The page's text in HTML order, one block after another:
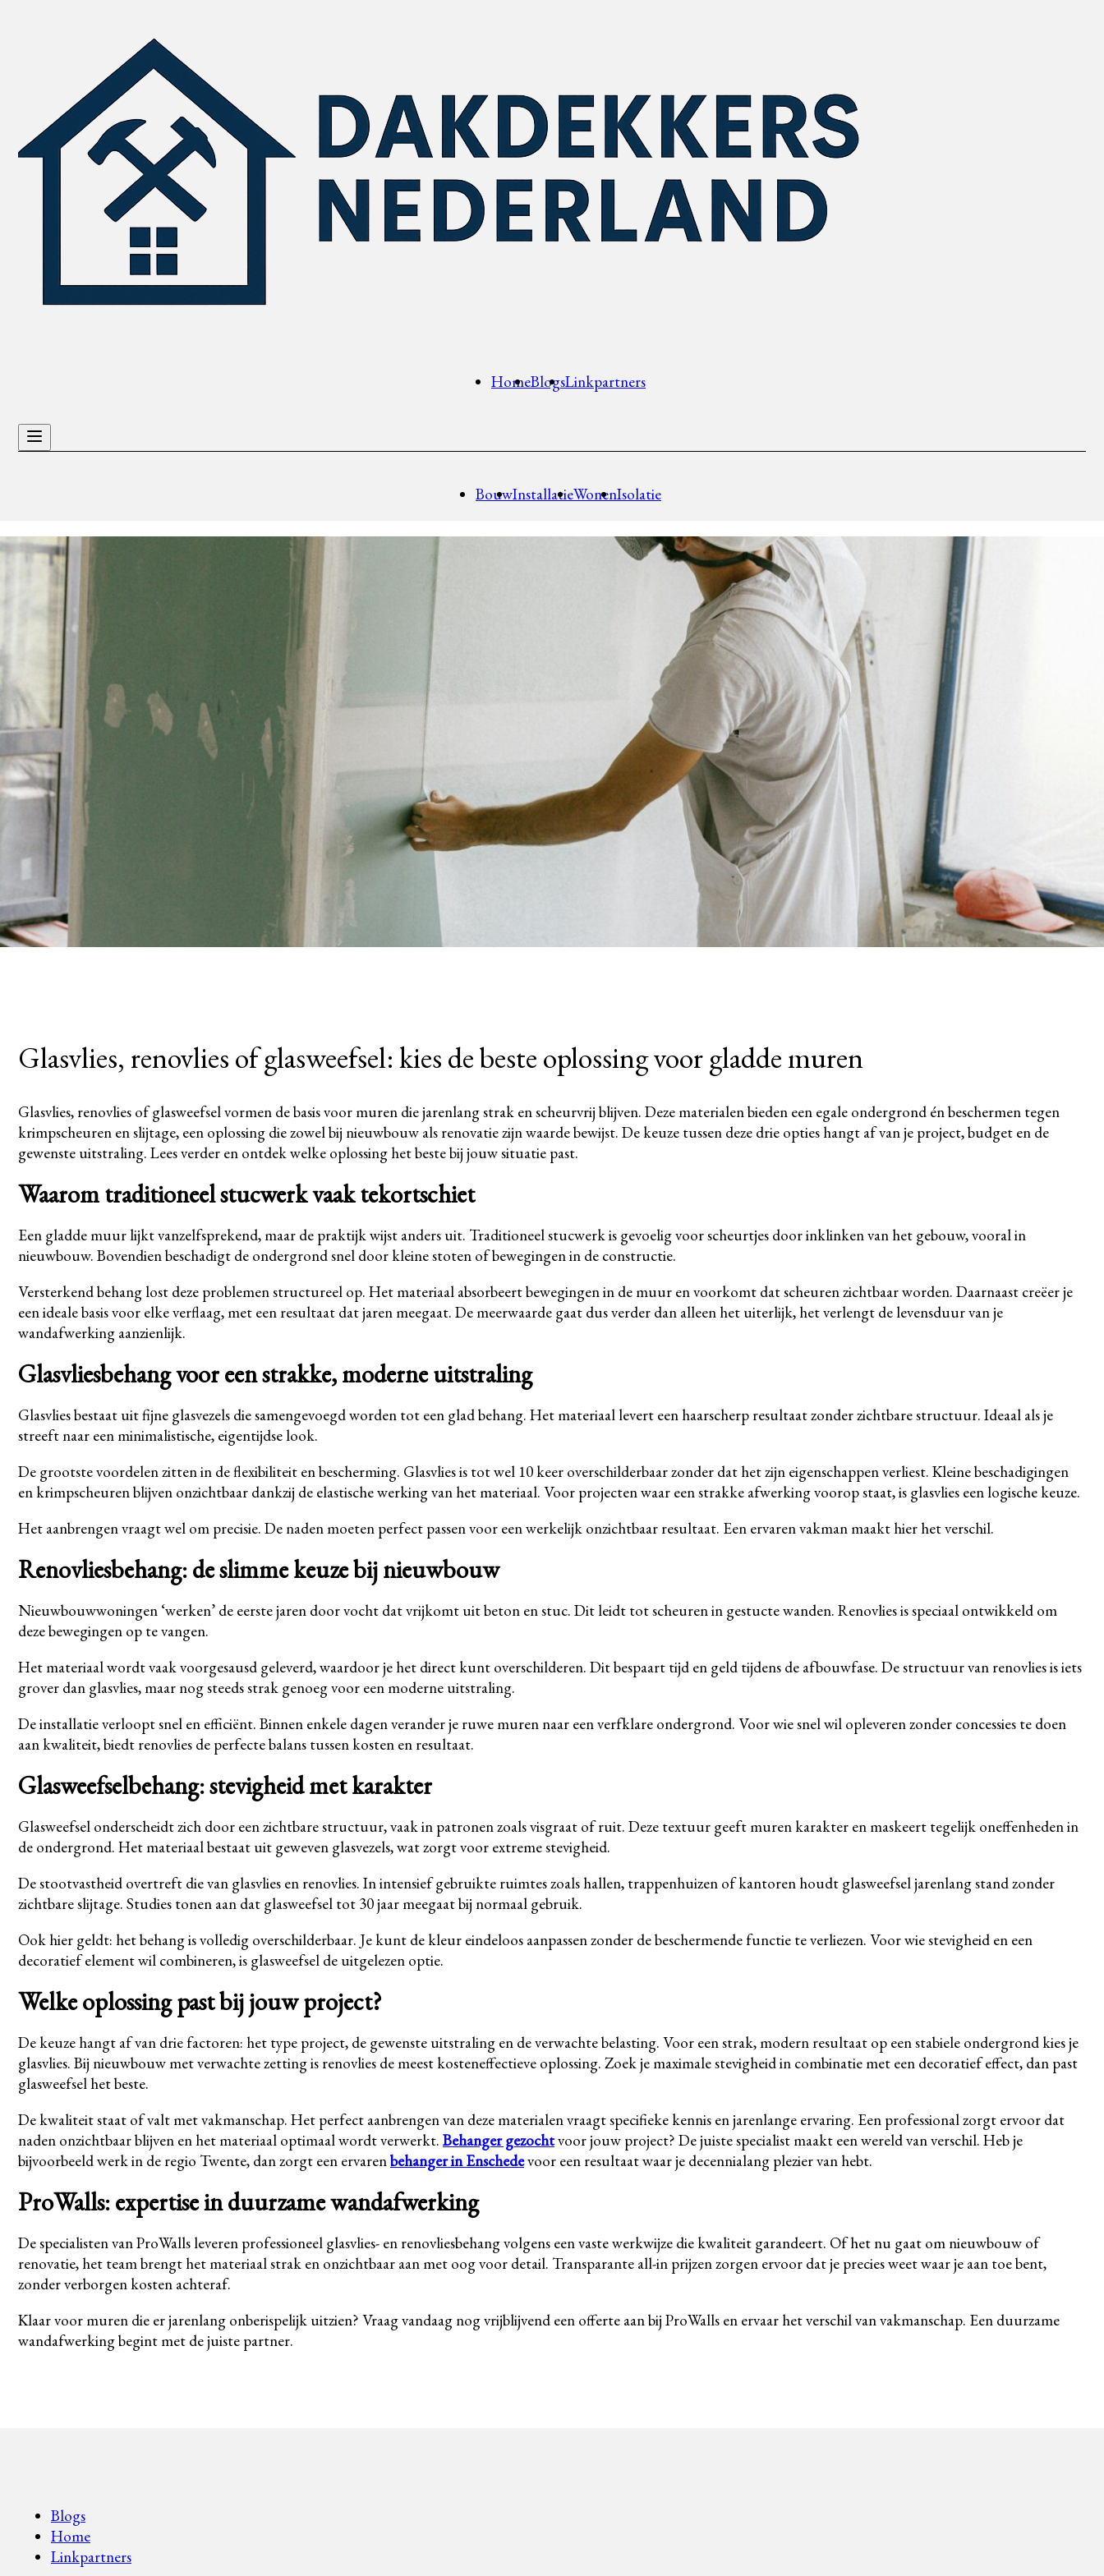
HomeBlogsLinkpartners
BouwInstallatieWonenIsolatie
Glasvlies, renovlies of glasweefsel: kies de beste oplossing voor gladde muren
Glasvlies, renovlies of glasweefsel vormen de basis voor muren die jarenlang strak en scheurvrij blijven. Deze materialen bieden een egale ondergrond én beschermen tegen
krimpscheuren en slijtage, een oplossing die zowel bij nieuwbouw als renovatie zijn waarde bewijst. De keuze tussen deze drie opties hangt af van je project, budget en de
gewenste uitstraling. Lees verder en ontdek welke oplossing het beste bij jouw situatie past.
Waarom traditioneel stucwerk vaak tekortschiet
Een gladde muur lijkt vanzelfsprekend, maar de praktijk wijst anders uit. Traditioneel stucwerk is gevoelig voor scheurtjes door inklinken van het gebouw, vooral in
nieuwbouw. Bovendien beschadigt de ondergrond snel door kleine stoten of bewegingen in de constructie.
Versterkend behang lost deze problemen structureel op. Het materiaal absorbeert bewegingen in de muur en voorkomt dat scheuren zichtbaar worden. Daarnaast creëer je
een ideale basis voor elke verflaag, met een resultaat dat jaren meegaat. De meerwaarde gaat dus verder dan alleen het uiterlijk, het verlengt de levensduur van je
wandafwerking aanzienlijk.
Glasvliesbehang voor een strakke, moderne uitstraling
Glasvlies bestaat uit fijne glasvezels die samengevoegd worden tot een glad behang. Het materiaal levert een haarscherp resultaat zonder zichtbare structuur. Ideaal als je
streeft naar een minimalistische, eigentijdse look.
De grootste voordelen zitten in de flexibiliteit en bescherming. Glasvlies is tot wel 10 keer overschilderbaar zonder dat het zijn eigenschappen verliest. Kleine beschadigingen
en krimpscheuren blijven onzichtbaar dankzij de elastische werking van het materiaal. Voor projecten waar een strakke afwerking voorop staat, is glasvlies een logische keuze.
Het aanbrengen vraagt wel om precisie. De naden moeten perfect passen voor een werkelijk onzichtbaar resultaat. Een ervaren vakman maakt hier het verschil.
Renovliesbehang: de slimme keuze bij nieuwbouw
Nieuwbouwwoningen ‘werken’ de eerste jaren door vocht dat vrijkomt uit beton en stuc. Dit leidt tot scheuren in gestucte wanden. Renovlies is speciaal ontwikkeld om
deze bewegingen op te vangen.
Het materiaal wordt vaak voorgesausd geleverd, waardoor je het direct kunt overschilderen. Dit bespaart tijd en geld tijdens de afbouwfase. De structuur van renovlies is iets
grover dan glasvlies, maar nog steeds strak genoeg voor een moderne uitstraling.
De installatie verloopt snel en efficiënt. Binnen enkele dagen verander je ruwe muren naar een verfklare ondergrond. Voor wie snel wil opleveren zonder concessies te doen
aan kwaliteit, biedt renovlies de perfecte balans tussen kosten en resultaat.
Glasweefselbehang: stevigheid met karakter
Glasweefsel onderscheidt zich door een zichtbare structuur, vaak in patronen zoals visgraat of ruit. Deze textuur geeft muren karakter en maskeert tegelijk oneffenheden in
de ondergrond. Het materiaal bestaat uit geweven glasvezels, wat zorgt voor extreme stevigheid.
De stootvastheid overtreft die van glasvlies en renovlies. In intensief gebruikte ruimtes zoals hallen, trappenhuizen of kantoren houdt glasweefsel jarenlang stand zonder
zichtbare slijtage. Studies tonen aan dat glasweefsel tot 30 jaar meegaat bij normaal gebruik.
Ook hier geldt: het behang is volledig overschilderbaar. Je kunt de kleur eindeloos aanpassen zonder de beschermende functie te verliezen. Voor wie stevigheid en een
decoratief element wil combineren, is glasweefsel de uitgelezen optie.
Welke oplossing past bij jouw project?
De keuze hangt af van drie factoren: het type project, de gewenste uitstraling en de verwachte belasting. Voor een strak, modern resultaat op een stabiele ondergrond kies je
glasvlies. Bij nieuwbouw met verwachte zetting is renovlies de meest kosteneffectieve oplossing. Zoek je maximale stevigheid in combinatie met een decoratief effect, dan past
glasweefsel het beste.
De kwaliteit staat of valt met vakmanschap. Het perfect aanbrengen van deze materialen vraagt specifieke kennis en jarenlange ervaring. Een professional zorgt ervoor dat
naden onzichtbaar blijven en het materiaal optimaal wordt verwerkt. Behanger gezochtvoor jouw project? De juiste specialist maakt een wereld van verschil. Heb je
bijvoorbeeld werk in de regio Twente, dan zorgt een ervarenbehanger in Enschedevoor een resultaat waar je decennialang plezier van hebt.
ProWalls: expertise in duurzame wandafwerking
De specialisten van ProWalls leveren professioneel glasvlies- en renovliesbehang volgens een vaste werkwijze die kwaliteit garandeert. Of het nu gaat om nieuwbouw of
renovatie, het team brengt het materiaal strak en onzichtbaar aan met oog voor detail. Transparante all-in prijzen zorgen ervoor dat je precies weet waar je aan toe bent,
zonder verborgen kosten achteraf.
Klaar voor muren die er jarenlang onberispelijk uitzien? Vraag vandaag nog vrijblijvend een offerte aan bij ProWalls en ervaar het verschil van vakmanschap. Een duurzame
wandafwerking begint met de juiste partner.
Blogs
Home
Linkpartners